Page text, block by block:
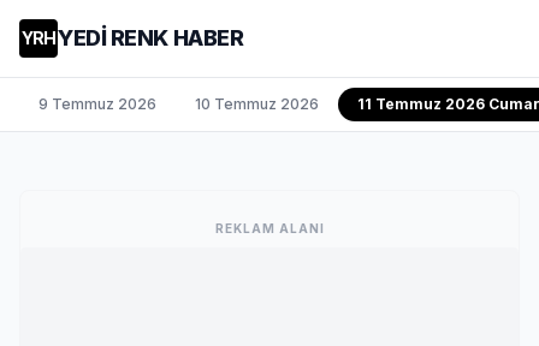
YRHYEDİ RENK HABER
9 Temmuz 2026 10 Temmuz 2026 11 Temmuz 2026
REKLAM ALANI